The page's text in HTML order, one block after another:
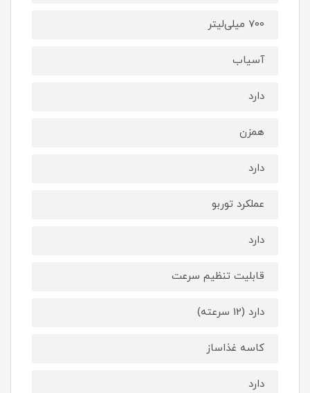
700 میلی‌لیتر
آسیاب
دارد
همزن
دارد
عملکرد توربو
دارد
قابلیت تنظیم سرعت
دارد (12 سرعته)
کاسه غذاساز
دارد